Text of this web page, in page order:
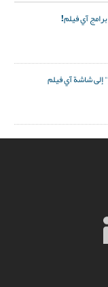
آي فيلم!
إلى شاشة آي فيلم